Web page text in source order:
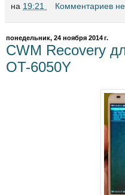
на 19:21 Комментариев
понедельник, 24 ноября 2014 г.
CWM Recovery
OT-6050Y